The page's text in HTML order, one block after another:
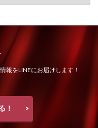
報をLINEにお届けします！
！